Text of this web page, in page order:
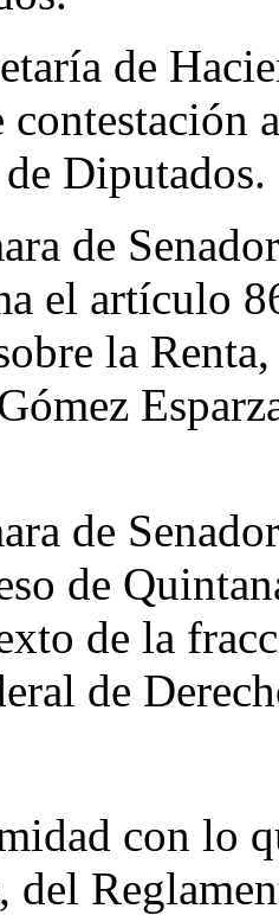
de
contestación
Diputados.
de
el artículo
la
de
de
de la
de
con lo
del